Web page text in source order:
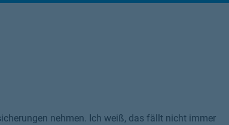
nehmen. Ich weiß, das fällt nicht immer